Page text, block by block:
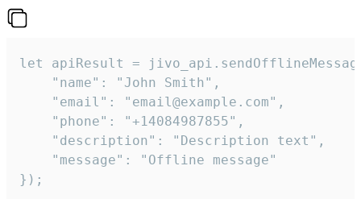
let apiResult =
    "name": "John Smith",
    "email": "email@example.com",
    "phone": "+14084987855",
    "description": "Description text",
    "message": "Offline message"
});